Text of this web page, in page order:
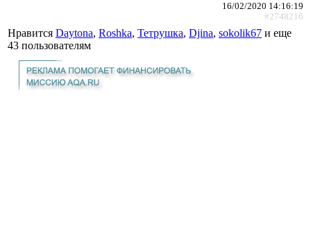
16/02/2020 14:16:19
#2748216
Нравится Daytona, Roshka, Тетрушка, Djina, sokolik67 и еще
43 пользователям